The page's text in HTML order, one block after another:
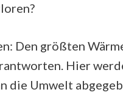
Den größten
Hier
die Umwelt